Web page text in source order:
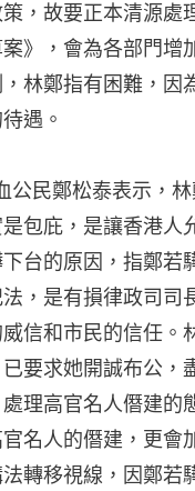
，故要正本清源
》，會為各部門增
林鄭指有困難，因
遇。
公民鄭松泰表示，
包庇，是讓香港人
台的原因，指鄭若
，是有損律政司司
信和市民的信任。
要求她開誠布公，
理高官名人僭建的
名人的僭建，更
轉移視線，因鄭若